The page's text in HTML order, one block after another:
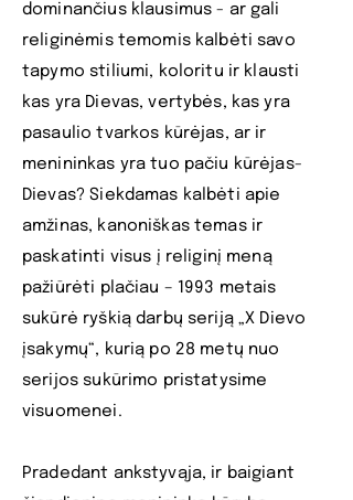
dominančius klausimus - ar gali
religinėmis temomis kalbėti savo
tapymo stiliumi, koloritu ir klausti
kas yra Dievas, vertybės, kas yra
pasaulio tvarkos kūrėjas, ar ir
menininkas yra tuo pačiu kūrėjas-
Dievas? Siekdamas kalbėti apie
amžinas, kanoniškas temas ir
paskatinti visus į religinį meną
pažiūrėti plačiau – 1993 metais
sukūrė ryškią darbų seriją „X Dievo
įsakymų“, kurią po 28 metų nuo
serijos sukūrimo pristatysime
visuomenei.
Pradedant ankstyvąja, ir baigiant